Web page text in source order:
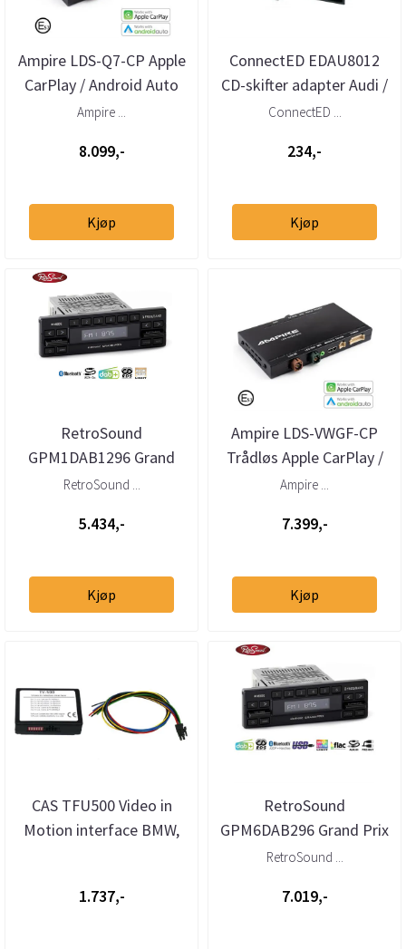
Ampire LDS-Q7-CP Apple
CarPlay / Android Auto
integrering
Ampire ...
8.099,-
Kjøp
ConnectED EDAU8012
CD-skifter adapter Audi /
Bentley / VW mini-ISO
ConnectED ...
234,-
Kjøp
RetroSound
GPM1DAB1296 Grand
Prix DAB+ radio BT/AUX
RetroSound ...
5.434,-
Kjøp
Ampire LDS-VWGF-CP
Trådløs Apple CarPlay /
Android Auto interface
Ampire ...
7.399,-
Kjøp
CAS TFU500 Video in
Motion interface BMW,
1.737,-
RetroSound
GPM6DAB296 Grand Prix
1-DIN
retrospiller
RetroSound ...
7.019,-